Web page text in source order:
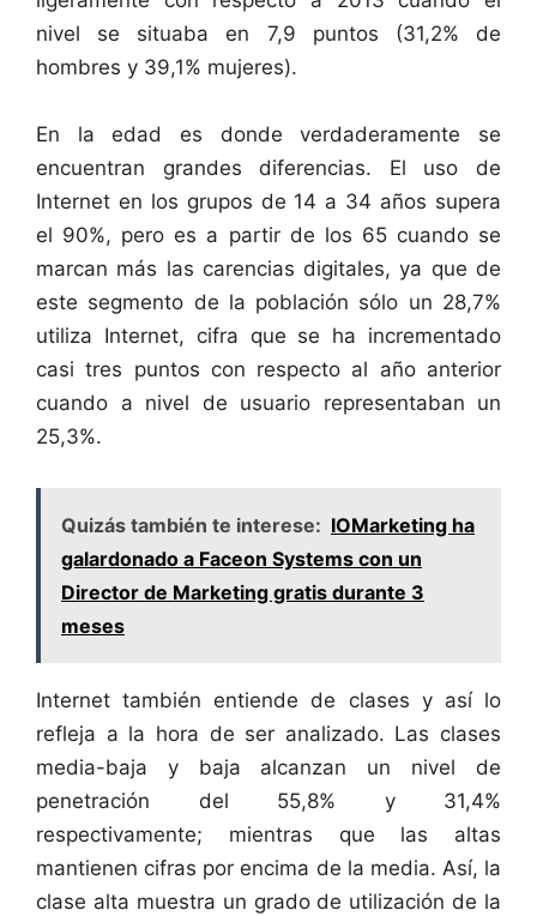
nivel se situaba en 7,9 puntos (31,2% de
hombres y 39,1% mujeres).
En la edad es donde verdaderamente se
encuentran grandes diferencias. El uso de
Internet en los grupos de 14 a 34 años supera
el 90%, pero es a partir de los 65 cuando se
marcan más las carencias digitales, ya que de
este segmento de la población sólo un 28,7%
utiliza Internet, cifra que se ha incrementado
casi tres puntos con respecto al año anterior
cuando a nivel de usuario representaban un
25,3%.
Quizás también te interese: IOMarketing ha
galardonado a Faceon Systems con un
Director de Marketing gratis durante 3
meses
Internet también entiende de clases y así lo
refleja a la hora de ser analizado. Las clases
media-baja y baja alcanzan un nivel de
penetración del 55,8% y 31,4%
respectivamente; mientras que las altas
mantienen cifras por encima de la media. Así, la
clase alta muestra un grado de utilización de la